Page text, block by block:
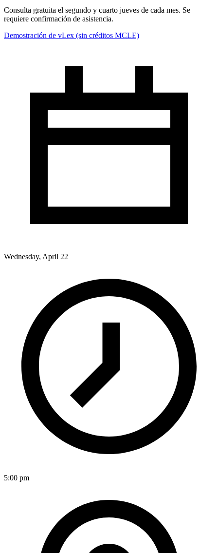
Consulta gratuita el segundo y cuarto jueves de cada mes. Se
requiere confirmación de asistencia.
Demostración de vLex (sin créditos MCLE)
Wednesday, April 22
5:00 pm